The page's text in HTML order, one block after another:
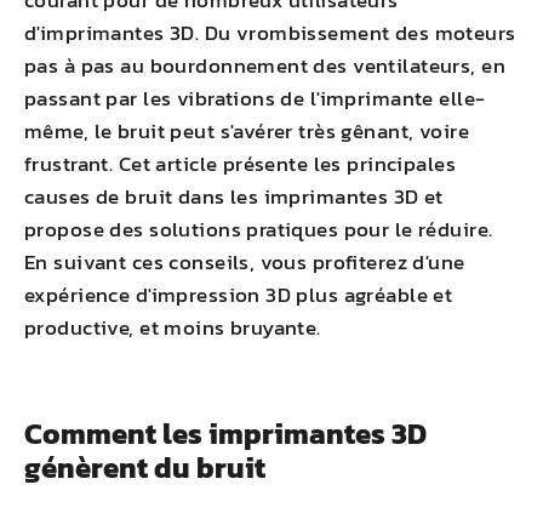
d'imprimantes 3D. Du vrombissement des moteurs
pas à pas au bourdonnement des ventilateurs, en
passant par les vibrations de l'imprimante elle-
même, le bruit peut s'avérer très gênant, voire
frustrant. Cet article présente les principales
causes de bruit dans les imprimantes 3D et
propose des solutions pratiques pour le réduire.
En suivant ces conseils, vous profiterez d'une
expérience d'impression 3D plus agréable et
productive, et moins bruyante.
Comment les imprimantes 3D
génèrent du bruit